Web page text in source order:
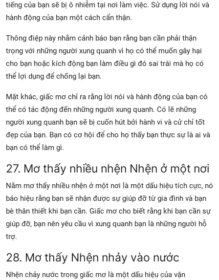
tiếng của bạn sẽ bị ô nhiễm tại nơi làm việc. Sử dụng lời nói và
hành động của bạn một cách cẩn thận.
Thông điệp này nhằm cảnh báo bạn rằng bạn cần phải thận
trọng với những người xung quanh vì họ có thể muốn gây hại
cho bạn hoặc kích động bạn làm điều gì đó sai trái mà họ có
thể lợi dụng để chống lại bạn.
Mặt khác, giấc mơ chỉ ra rằng lời nói và hành động của bạn có
thể có tác động đến những người xung quanh. Có lẽ những
người xung quanh bạn sẽ bị cuốn hút bởi hành vi và cử chỉ tốt
đẹp của bạn. Bạn có cơ hội để cho họ thấy bạn thực sự là ai và
bạn có thể làm gì.
27. Mơ thấy nhiều nhện Nhện ở một nơi
Nằm mơ thấy nhiều nhện ở một nơi là một dấu hiệu tích cực, nó
báo hiệu rằng bạn sẽ nhận được sự giúp đỡ từ gia đình và bạn
bè thân thiết khi bạn cần. Giấc mơ cho biết rằng khi bạn cần sự
giúp đỡ, bạn nên yêu cầu vì xung quanh bạn là những người hỗ
trợ.
28. Mơ thấy Nhện nhảy vào nước
Nhện chảy nước trong giấc mơ là một dấu hiệu của vận